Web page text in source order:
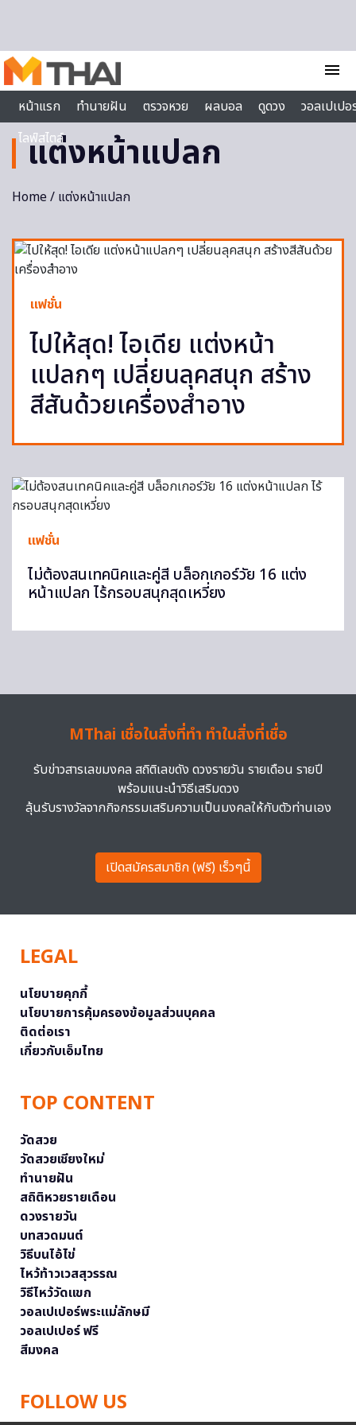
menu
หน้าแรก
ทำนายฝัน ตรวจหวย ผลบอล ดูดวง
วอลเปเป
ไลฟ์สไตล์
แต่งหน้าแปลก
Home/ แต่งหน้าแปลก
แฟชั่น
ไปให้สุด! ไอเดีย แต่งหน้า
แปลกๆ เปลี่ยนลุคสนุก สร้าง
สีสันด้วยเครื่องสำอาง
แฟชั่น
ไม่ต้องสนเทคนิคและคู่สี บล็อกเกอร์วัย 16 แต่ง
หน้าแปลก ไร้กรอบสนุกสุดเหวี่ยง
MThai เชื่อในสิ่งที่ทำ ทำในสิ่งที่เชื่อ
รับข่าวสารเลขมงคล สถิติเลขดัง ดวงรายวัน รายเดือน รายปี
พร้อมแนะนำวิธีเสริมดวง
ลุ้นรับรางวัลจากกิจกรรมเสริมความเป็นมงคลให้กับตัวท่านเอง
เปิดสมัครสมาชิก (ฟรี) เร็วๆนี้
LEGAL
นโยบายคุกกี้
นโยบายการคุ้มครองข้อมูลส่วนบุคคล
ติดต่อเรา
เกี่ยวกับเอ็มไทย
TOP CONTENT
วัดสวย
วัดสวยเชียงใหม่
ทำนายฝัน
สถิติหวยรายเดือน
ดวงรายวัน
บทสวดมนต์
วิธีบนไอ้ไข่
ไหว้ท้าวเวสสุวรรณ
วิธีไหว้วัดแขก
วอลเปเปอร์พระแม่ลักษมี
วอลเปเปอร์ ฟรี
สีมงคล
FOLLOW US